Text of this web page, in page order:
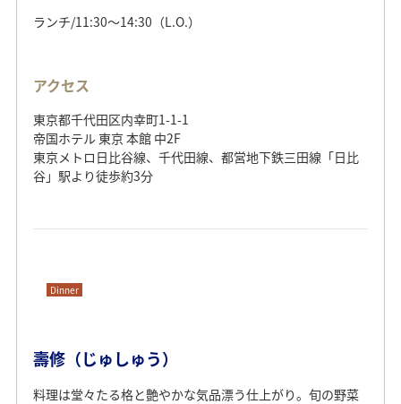
ランチ/11:30～14:30（L.O.）
アクセス
東京都千代田区内幸町1-1-1
帝国ホテル 東京 本館 中2F
東京メトロ日比谷線、千代田線、都営地下鉄三田線「日比
谷」駅より徒歩約3分
Dinner
壽修（じゅしゅう）
料理は堂々たる格と艶やかな気品漂う仕上がり。旬の野菜